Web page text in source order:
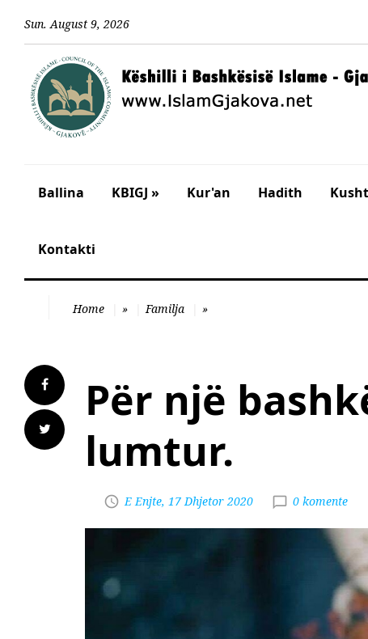
Sun. August 9, 2026
Ballina KBIGJ » Kur'an Hadith
Kontakti
Home » Familja »
Për një
lumtur.
E Enjte, 17 Dhjetor 2020 0 komente